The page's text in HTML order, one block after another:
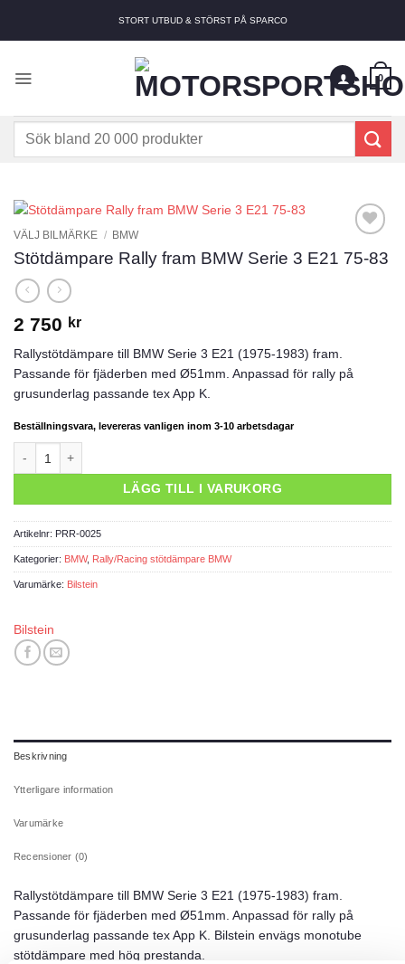
STORT UTBUD & STÖRST PÅ SPARCO
0
Sök
wishlist
VÄLJ BILMÄRKE / BMW
Stötdämpare Rally fram BMW Serie 3 E21 75-83
2 750 kr
Rallystötdämpare till BMW Serie 3 E21 (1975-1983) fram.
Passande för fjäderben med Ø51mm. Anpassad för rally på
grusunderlag passande tex App K.
Beställningsvara, levereras vanligen inom 3-10 arbetsdagar
LÄGG TILL I VARUKORG
Artikelnr: PRR-0025
Kategorier: BMW, Rally/Racing stötdämpare BMW
Varumärke: Bilstein
Bilstein
Beskrivning
Ytterligare information
Varumärke
Recensioner (0)
Rallystötdämpare till BMW Serie 3 E21 (1975-1983) fram.
Passande för fjäderben med Ø51mm. Anpassad för rally på
grusunderlag passande tex App K. Bilstein envägs monotube
stötdämpare med hög prestanda.